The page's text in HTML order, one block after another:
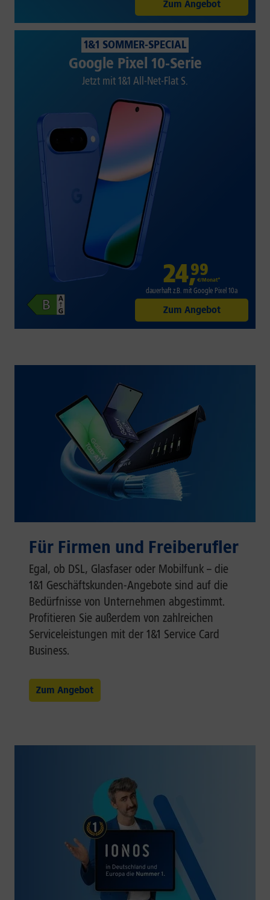
Zum Angebot
1&1 SOMMER-SPECIAL
Google Pixel 10-Serie
Jetzt mit 1&1 All-Net-Flat S.
24,99
€/Monat*
dauerhaft z.B. mit Google Pixel 10a
Zum Angebot
Für Firmen und Freiberufler
Egal, ob DSL, Glasfaser oder Mobilfunk – die
1&1 Geschäftskunden-Angebote sind auf die
Bedürfnisse von Unternehmen abgestimmt.
Profitieren Sie außerdem von zahlreichen
Serviceleistungen mit der 1&1 Service Card
Business.
Zum Angebot